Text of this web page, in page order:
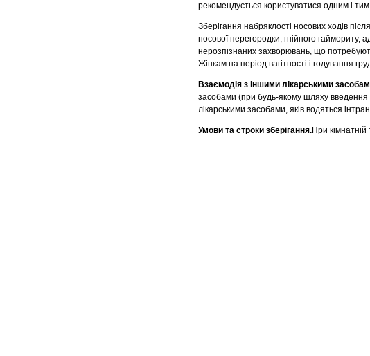
рекомендується користуватися одним і
Зберігання набряклості носових ходів
носової перегородки, гнійного гаймориту,
нерозпізнаних захворювань, що потребують
Жінкам на період вагітності і годування
Взаємодія з іншими лікарськими
засобами (при будь-якому шляху введення
лікарськими засобами, яків водяться
Умови та строки зберігання.При